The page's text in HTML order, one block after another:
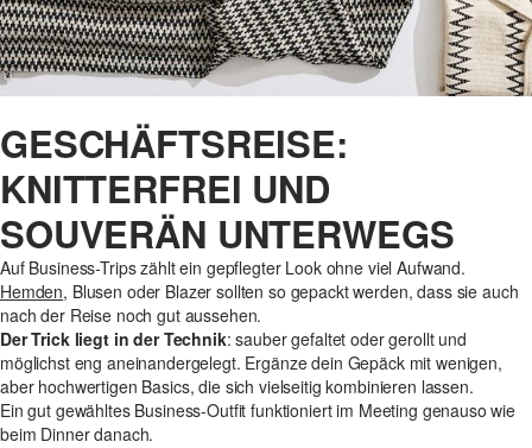
GESCHÄFTSREISE:
KNITTERFREI UND
SOUVERÄN UNTERWEGS
Auf Business-Trips zählt ein gepflegter Look ohne viel Aufwand.
Hemden, Blusen oder Blazer sollten so gepackt werden, dass sie auch
nach der Reise noch gut aussehen.
Der Trick liegt in der Technik: sauber gefaltet oder gerollt und
möglichst eng aneinandergelegt. Ergänze dein Gepäck mit wenigen,
aber hochwertigen Basics, die sich vielseitig kombinieren lassen.
Ein gut gewähltes Business-Outfit funktioniert im Meeting genauso wie
beim Dinner danach.